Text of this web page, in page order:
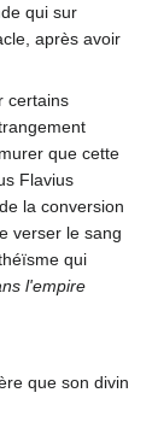
qui sur
après avoir
certains
que cette
Flavius
la conversion
verser le sang
qui
l'empire
que son divin